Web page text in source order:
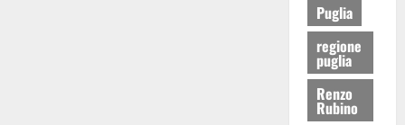
Puglia
regione
puglia
Renzo
Rubino